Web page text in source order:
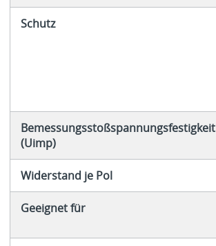
Schutz
Bemessungsstoßspannungsfestigkeit
(Uimp)
Widerstand je Pol
Geeignet für